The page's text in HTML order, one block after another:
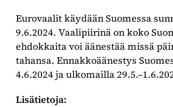
Eurovaalit käydään Suomessa
9.6.2024. Vaalipiirinä on koko
ehdokkaita voi äänestää missä
tahansa. Ennakkoäänestys
4.6.2024 ja ulkomailla
Lisätietoja: